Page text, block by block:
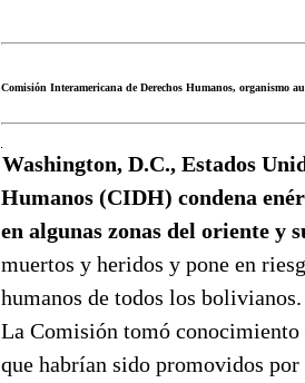
Comisión Interamericana de Derechos Humanos, organismo
Washington, D.C., Estados
Humanos (CIDH) condena
en algunas zonas del oriente y
muertos y heridos y pone en
humanos de todos los bolivianos.
La Comisión tomó conocimiento
que habrían sido promovidos